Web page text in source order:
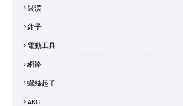
裝潢
鉗子
電動工具
網路
螺絲起子
AKG